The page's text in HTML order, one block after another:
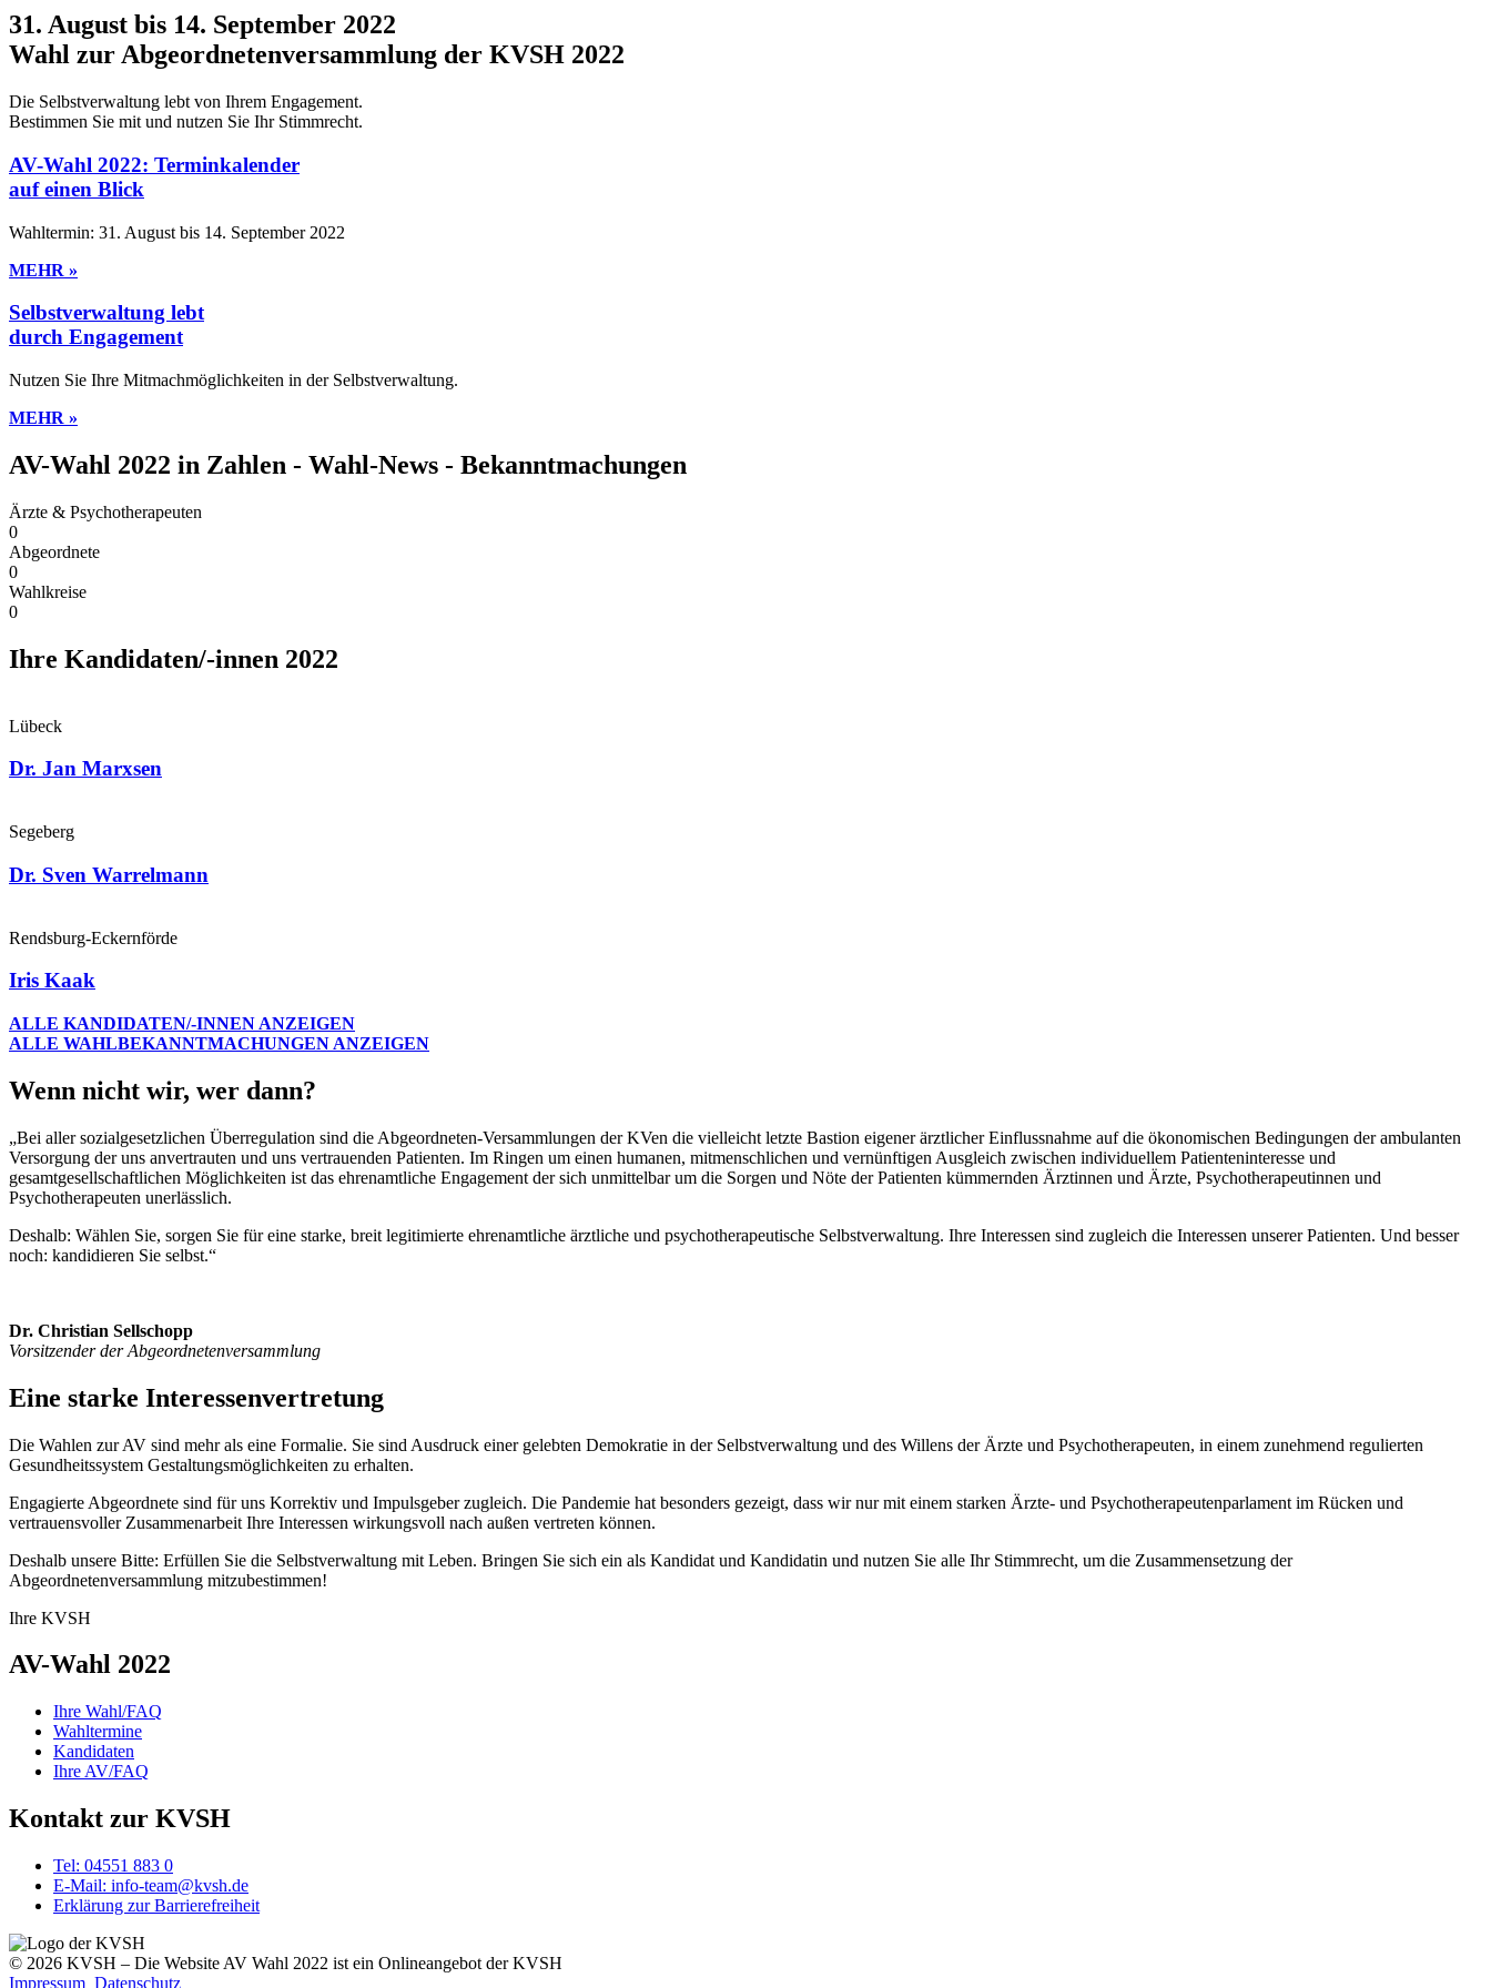
31. August bis 14. September 2022
Wahl zur Abgeordnetenver­sammlung der KVSH 2022
Die Selbstverwaltung lebt von Ihrem Engagement.
Bestimmen Sie mit und nutzen Sie Ihr Stimmrecht.
AV-Wahl 2022: Terminkalender
auf einen Blick​
Wahltermin: 31. August bis 14. September 2022
MEHR »
Selbstverwaltung lebt
durch Engagement​
Nutzen Sie Ihre Mitmachmöglichkeiten in der Selbstverwaltung.
MEHR »
AV-Wahl 2022 in Zahlen - Wahl-News - Bekanntmachungen
Ärzte & Psychotherapeuten
0
Abgeordnete
0
Wahlkreise
0
Ihre Kandidaten/-innen 2022
Lübeck
Dr. Jan Marxsen
Segeberg
Dr. Sven Warrelmann
Rendsburg-Eckernförde
Iris Kaak
ALLE KANDIDATEN/-INNEN ANZEIGEN
ALLE WAHLBEKANNTMACHUNGEN ANZEIGEN
Wenn nicht wir, wer dann?
„Bei aller sozialgesetzlichen Überregulation sind die Abgeordneten-Versammlungen der KVen die vielleicht letzte Bastion eigener ärztlicher Einflussnahme auf die ökonomischen Bedingungen der ambulanten
Versorgung der uns anvertrauten und uns vertrauenden Patienten. Im Ringen um einen humanen, mitmenschlichen und vernünftigen Ausgleich zwischen individuellem Patienteninteresse und
gesamtgesellschaftlichen Möglichkeiten ist das ehrenamtliche Engagement der sich unmittelbar um die Sorgen und Nöte der Patienten kümmernden Ärztinnen und Ärzte, Psychotherapeutinnen und
Psychotherapeuten unerlässlich.
Deshalb: Wählen Sie, sorgen Sie für eine starke, breit legitimierte ehrenamtliche ärztliche und psychotherapeutische Selbstverwaltung. Ihre Interessen sind zugleich die Interessen unserer Patienten. Und besser
noch: kandidieren Sie selbst.“
Dr. Christian Sellschopp
Vorsitzender der Abgeordneten­versammlung
Eine starke Inter­essenvertretung
Die Wahlen zur AV sind mehr als eine Formalie. Sie sind Ausdruck einer gelebten Demokratie in der Selbstverwaltung und des Willens der Ärzte und Psychotherapeuten, in einem zunehmend regulierten
Gesundheitssystem Gestaltungsmöglichkeiten zu erhalten.
Engagierte Abgeordnete sind für uns Korrektiv und Impulsgeber zugleich. Die Pandemie hat besonders gezeigt, dass wir nur mit einem starken Ärzte- und Psychotherapeutenparlament im Rücken und
vertrauensvoller Zusammenarbeit Ihre Interessen wirkungsvoll nach außen vertreten können.
Deshalb unsere Bitte: Erfüllen Sie die Selbstverwaltung mit Leben. Bringen Sie sich ein als Kandidat und Kandidatin und nutzen Sie alle Ihr Stimmrecht, um die Zusammensetzung der
Abgeordnetenversammlung mitzubestimmen!
Ihre KVSH
AV-Wahl 2022
Ihre Wahl/FAQ
Wahltermine
Kandidaten
Ihre AV/FAQ
Kontakt zur KVSH
Tel: 04551 883 0
E-Mail: info-team@kvsh.de
Erklärung zur Barrierefreiheit
© 2026 KVSH – Die Website AV Wahl 2022 ist ein Onlineangebot der KVSH
Impressum Datenschutz